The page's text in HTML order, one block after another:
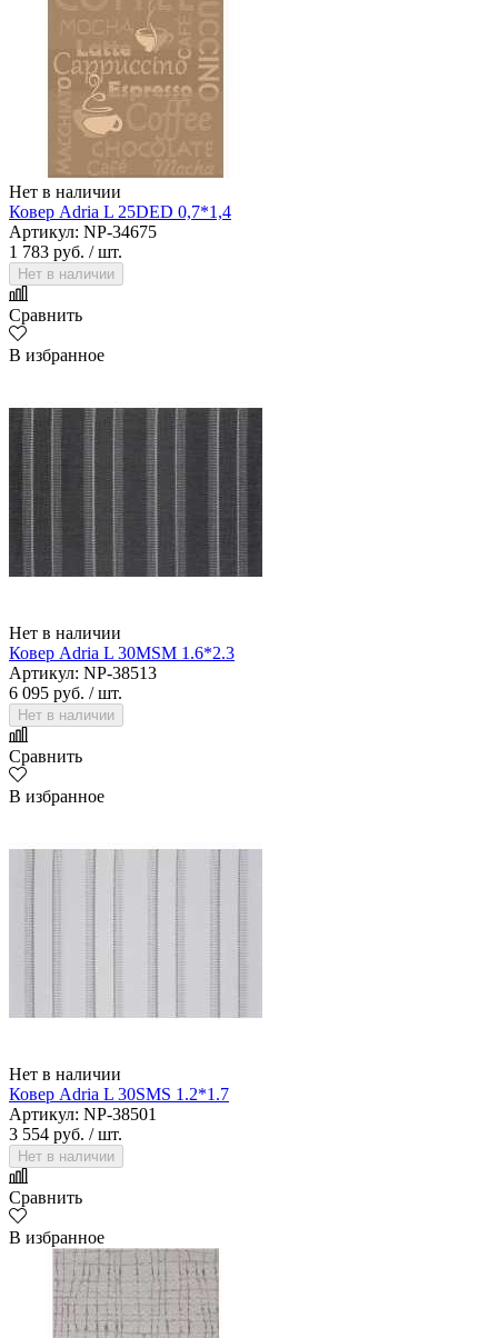
Нет в наличии
Ковер Adria L 25DED 0,7*1,4
Артикул: NP-34675
1 783 руб. / шт.
Нет в наличии
Сравнить
В избранное
Нет в наличии
Ковер Adria L 30MSM 1.6*2.3
Артикул: NP-38513
6 095 руб. / шт.
Нет в наличии
Сравнить
В избранное
Нет в наличии
Ковер Adria L 30SMS 1.2*1.7
Артикул: NP-38501
3 554 руб. / шт.
Нет в наличии
Сравнить
В избранное